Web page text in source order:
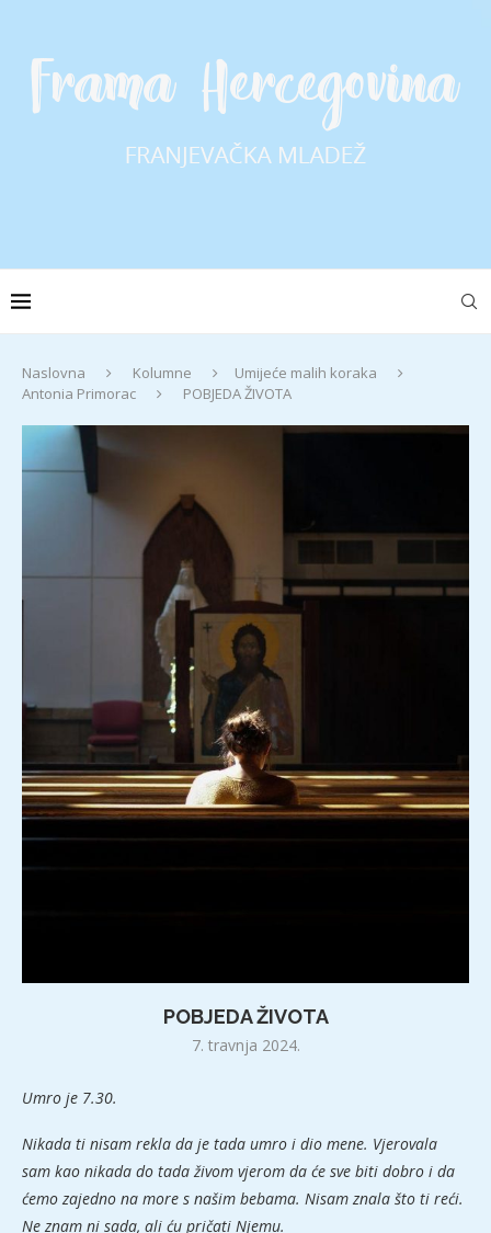
Naslovna Kolumne
Umijeće malih koraka
Antonia Primorac
POBJEDA ŽIVOTA
POBJEDA ŽIVOTA
7. travnja 2024.
Umro je 7.30.
Nikada ti nisam rekla da je tada umro i dio mene. Vjerovala
sam kao nikada do tada živom vjerom da će sve biti dobro i da
ćemo zajedno na more s našim bebama. Nisam znala što ti reći.
Ne znam ni sada, ali ću pričati Njemu.